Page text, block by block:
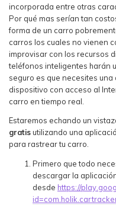
incorporada entre otras
Por qué mas serían tan
forma de un carro
carros los cuales no vienen
improvisar con los recursos
teléfonos inteligentes harán
seguro es que necesites
dispositivo con acceso al
carro en tiempo real.
Estaremos echando un
gratis utilizando una
para rastrear tu carro.
Primero que todo
descargar la
desde https://